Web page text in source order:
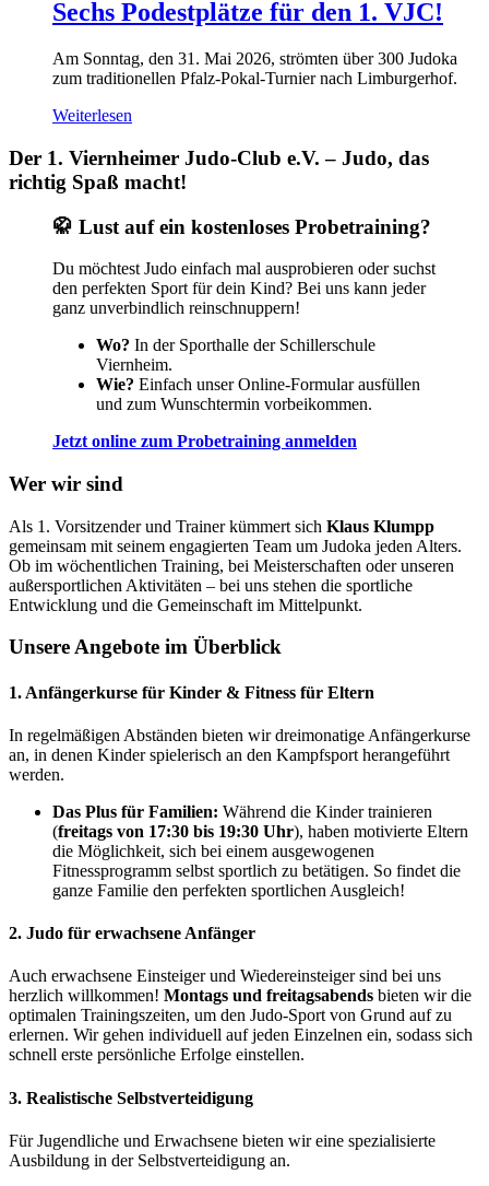
Sechs Podestplätze für den 1. VJC!
Am Sonntag, den 31. Mai 2026, strömten über 300 Judoka
zum traditionellen Pfalz-Pokal-Turnier nach Limburgerhof.
Weiterlesen
Der 1. Viernheimer Judo-Club e.V. – Judo, das
richtig Spaß macht!
🥋 Lust auf ein kostenloses Probetraining?
Du möchtest Judo einfach mal ausprobieren oder suchst
den perfekten Sport für dein Kind? Bei uns kann jeder
ganz unverbindlich reinschnuppern!
Wo? In der Sporthalle der Schillerschule
Viernheim.
Wie? Einfach unser Online-Formular ausfüllen
und zum Wunschtermin vorbeikommen.
Jetzt online zum Probetraining anmelden
Wer wir sind
Als 1. Vorsitzender und Trainer kümmert sich Klaus Klumpp
gemeinsam mit seinem engagierten Team um Judoka jeden Alters.
Ob im wöchentlichen Training, bei Meisterschaften oder unseren
außersportlichen Aktivitäten – bei uns stehen die sportliche
Entwicklung und die Gemeinschaft im Mittelpunkt.
Unsere Angebote im Überblick
1. Anfängerkurse für Kinder & Fitness für Eltern
In regelmäßigen Abständen bieten wir dreimonatige Anfängerkurse
an, in denen Kinder spielerisch an den Kampfsport herangeführt
werden.
Das Plus für Familien: Während die Kinder trainieren
(freitags von 17:30 bis 19:30 Uhr), haben motivierte Eltern
die Möglichkeit, sich bei einem ausgewogenen
Fitnessprogramm selbst sportlich zu betätigen. So findet die
ganze Familie den perfekten sportlichen Ausgleich!
2. Judo für erwachsene Anfänger
Auch erwachsene Einsteiger und Wiedereinsteiger sind bei uns
herzlich willkommen! Montags und freitagsabends bieten wir die
optimalen Trainingszeiten, um den Judo-Sport von Grund auf zu
erlernen. Wir gehen individuell auf jeden Einzelnen ein, sodass sich
schnell erste persönliche Erfolge einstellen.
3. Realistische Selbstverteidigung
Für Jugendliche und Erwachsene bieten wir eine spezialisierte
Ausbildung in der Selbstverteidigung an.